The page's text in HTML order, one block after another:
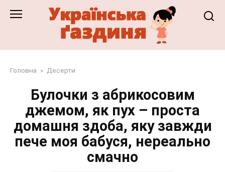
Головна » Десерти
Булочки з абрикосовим
джемом, як пух – проста
домашня здоба, яку завжди
пече моя бабуся, нереально
смачно